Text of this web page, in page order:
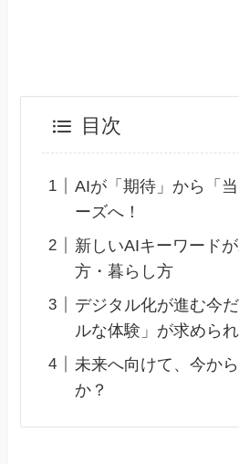
目次
AIが「期待」から「
ーズへ！
新しいAIキーワード
方・暮らし方
デジタル化が進む今
ルな体験」が求めら
未来へ向けて、今か
か？